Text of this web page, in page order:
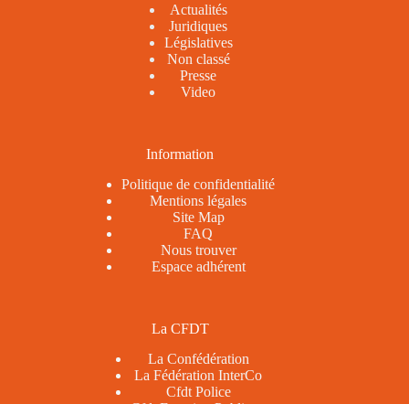
Actualités
Juridiques
Législatives
Non classé
Presse
Video
Information
Politique de confidentialité
Mentions légales
Site Map
FAQ
Nous trouver
Espace adhérent
La CFDT
La Confédération
La Fédération InterCo
Cfdt Police